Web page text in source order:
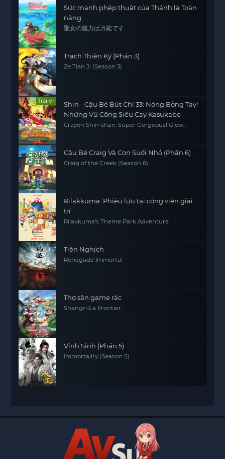
Sức mạnh phép thuật của Thánh là Toàn
năng
聖女の魔力は万能です
Trạch Thiên Ký (Phần 3)
Ze Tian Ji (Season 3)
Trailer
Shin - Cậu Bé Bút Chì 33: Nóng Bỏng Tay!
Những Vũ Công Siêu Cay Kasukabe
Crayon Shin-chan: Super Gorgeous! Glow
Cậu Bé Craig Và Con Suối Nhỏ (Phần 6)
Craig of the Creek (Season 6)
Rilakkuma: Phiêu lưu tại công viên giải
trí
Rilakkuma's Theme Park Adventure
Tiên Nghịch
Renegade Immortal
Thợ săn game rác
Shangri-La Frontier
Vĩnh Sinh (Phần 5)
Immortality (Season 5)